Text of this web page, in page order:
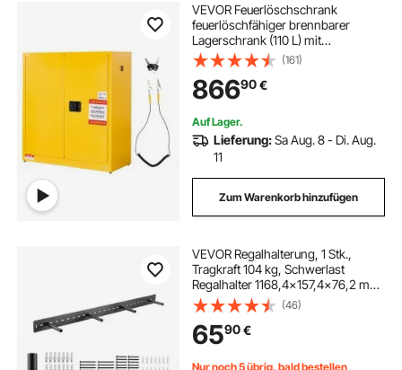
VEVOR Feuerlöschschrank
feuerlöschfähiger brennbarer
Lagerschrank (110 L) mit
verstellbarem Regal,
Feuerlöschschränke aus
kaltgewalztem & verzinktem Stahl,
Gelb Schutzschrank
Gefahrstoffschrank
(161)
86690€
Auf Lager.
Lieferung:Sa Aug. 8 - Di. Aug.
11
Zum Warenkorb hinzufügen
VEVOR Regalhalterung, 1 Stk.,
Tragkraft 104 kg, Schwerlast
Regalhalter 1168,4x157,4x76,2 mm,
Regalträger für versteckte Regale,
unsichtbare Halterung für
schwebende Regale zur
Wandmontage
(46)
6590€
Nur noch 5 übrig, bald bestellen